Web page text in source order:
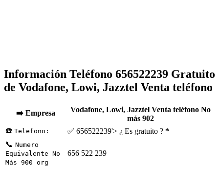
Información Teléfono 656522239 Gratuito
de Vodafone, Lowi, Jazztel Venta teléfono
➡️ Empresa
Vodafone, Lowi, Jazztel Venta teléfono No
más 902
☎️ Telefono: ✅ 656522239'> ¿ Es gratuito ? *
📞 Numero
Equivalente No
Más 900 org
656 522 239